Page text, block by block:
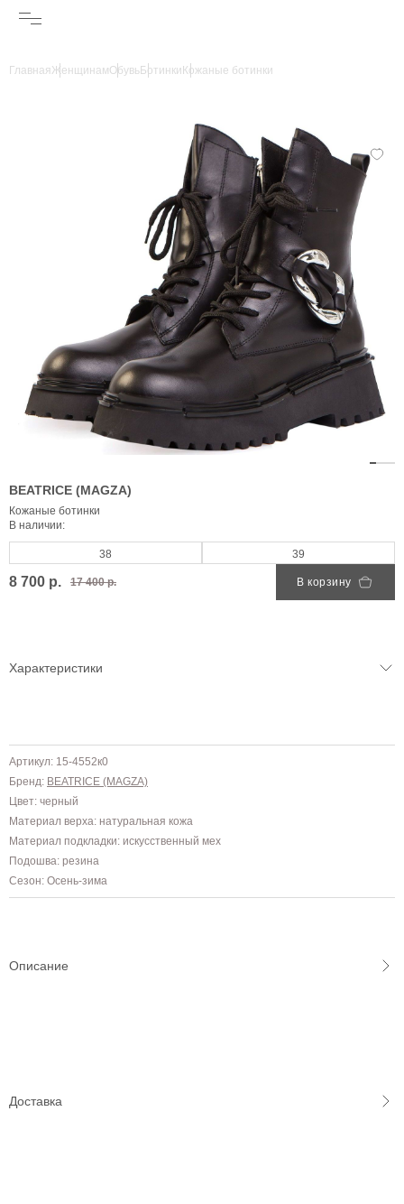
ГлавнаяЖенщинамОбувьБотинки Кожаные ботинки
BEATRICE (MAGZA)
Кожаные ботинки
В наличии:
38 39
8 700 р. 17 400 р. В корзину
Характеристики
Артикул: 15-4552к0
Бренд: BEATRICE (MAGZA)
Цвет: черный
Материал верха: натуральная кожа
Материал подкладки: искусственный мех
Подошва: резина
Сезон: Осень-зима
Описание
Доставка